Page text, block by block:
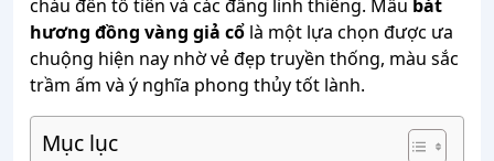
cháu đến tổ tiên và các đấng linh thiêng. Mẫu bát
hương đồng vàng giả cổ là một lựa chọn được ưa
chuộng hiện nay nhờ vẻ đẹp truyền thống, màu sắc
trầm ấm và ý nghĩa phong thủy tốt lành.
Mục lục